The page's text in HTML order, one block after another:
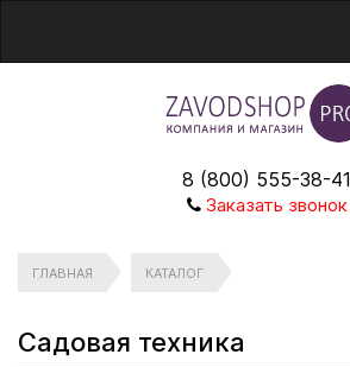
8 (800) 555-38-41
Заказать звонок
ГЛАВНАЯ КАТАЛОГ
Садовая техника